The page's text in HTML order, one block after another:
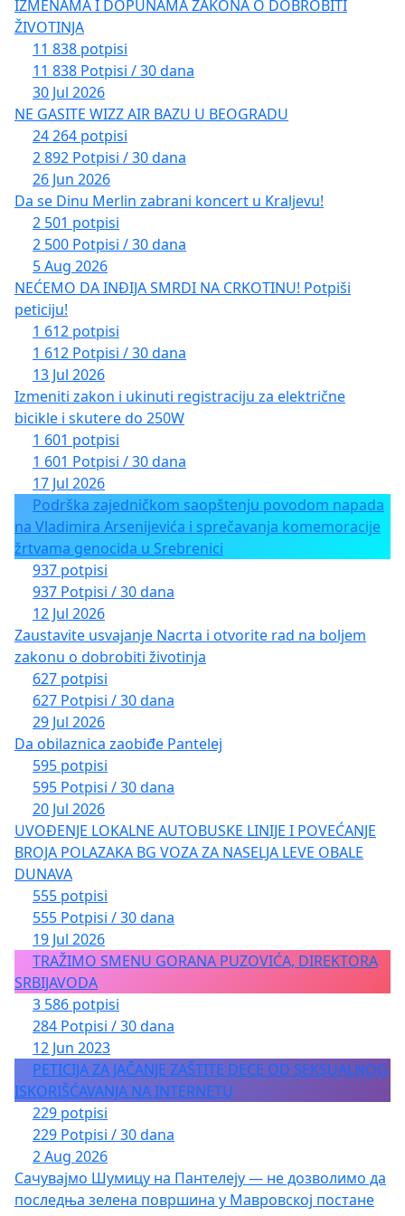
академик Љубодраг Димић
академик Василије Крестић
академик Славенко Терзић
академик Милосав Тешић
академик Коста Чавошки
др Војислав Коштуница, председник СРЈ и
некадашњи председник Владе Србије
Емир Кустурица, редитељ и професор
академик Слободан Реметић, АНУРС
Предраг Адамовић, задужбина
Зоран Алексић, свештеник
проф. др Будимир Алексић
др Марјан Алексић, теолог
проф. др Мила Алечковић
Драгомир Анђелковић, аналитичар и
историчар
др Мирјана Анђелковић Лукић, в. научни
сарадник
др Борислав Антонијевић
проф др Дејан Антић
проф. др Слободан Антонић
Арсеније Арсенијевић протојереј
проф. др Јелена Арсенијевић Митрић
проф. др Валентина Арсић Арсенијевић
проф. др Зоран Арсовић
проф. др Синиша Атлагић
др Душко Бабић, књижевник
др Радомир Батуран, Барселона
Комнен Бећировић, књижевник
Данило Бећковић, редитељ
проф. др Бојко Бјелаковић
IZMENAMA I DOPUNAMA ZAKONA O DOBROBITI
ŽIVOTINJA
11 838 potpisi
11 838 Potpisi / 30 dana
30 Jul 2026
NE GASITE WIZZ AIR BAZU U BEOGRADU
24 264 potpisi
2 892 Potpisi / 30 dana
26 Jun 2026
Da se Dinu Merlin zabrani koncert u Kraljevu!
2 501 potpisi
2 500 Potpisi / 30 dana
5 Aug 2026
NEĆEMO DA INĐIJA SMRDI NA CRKOTINU! Potpiši
peticiju!
1 612 potpisi
1 612 Potpisi / 30 dana
13 Jul 2026
Izmeniti zakon i ukinuti registraciju za električne
bicikle i skutere do 250W
1 601 potpisi
1 601 Potpisi / 30 dana
17 Jul 2026
Podrška zajedničkom saopštenju povodom napada
na Vladimira Arsenijevića i sprečavanja komemoracije
žrtvama genocida u Srebrenici
937 potpisi
937 Potpisi / 30 dana
12 Jul 2026
Zaustavite usvajanje Nacrta i otvorite rad na boljem
zakonu o dobrobiti životinja
627 potpisi
627 Potpisi / 30 dana
29 Jul 2026
Da obilaznica zaobiđe Pantelej
595 potpisi
595 Potpisi / 30 dana
20 Jul 2026
UVOĐENJE LOKALNE AUTOBUSKE LINIJE I POVEĆANJE
BROJA POLAZAKA BG VOZA ZA NASELJA LEVE OBALE
DUNAVA
555 potpisi
555 Potpisi / 30 dana
19 Jul 2026
TRAŽIMO SMENU GORANA PUZOVIĆA, DIREKTORA
SRBIJAVODA
3 586 potpisi
284 Potpisi / 30 dana
12 Jun 2023
PETICIJA ZA JAČANJE ZAŠTITE DECE OD SEKSUALNOG
ISKORIŠĆAVANJA NA INTERNETU
229 potpisi
229 Potpisi / 30 dana
2 Aug 2026
Сачувајмо Шумицу на Пантелеју — не дозволимо да
последња зелена површина у Мавровској постане